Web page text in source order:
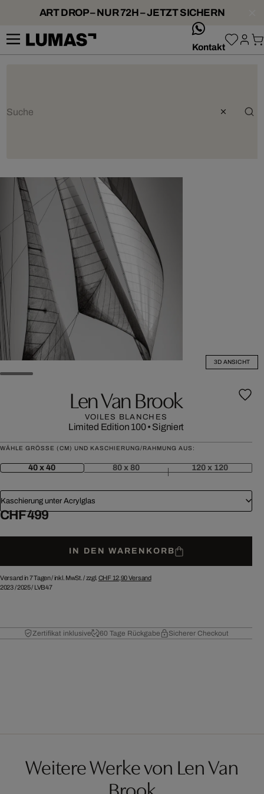
ART DROP – NUR 72H – JETZT SICHERN
Kontakt
3D ANSICHT
Len Van Brook
VOILES BLANCHES
Limited Edition 100• Signiert
WÄHLE GRÖSSE (CM) UND KASCHIERUNG/RAHMUNG AUS:
40 x 40 80 x 80 120 x 120
Kaschierung unter Acrylglas
CHF 499
IN DEN WARENKORB
Versand in 7 Tagen /inkl. MwSt. / zzgl. CHF 12,90Versand
2023/2025/ LVB47
Zertifikat inklusive 60 Tage Rückgabe Sicherer Checkout
Weitere Werke von Len Van
Brook